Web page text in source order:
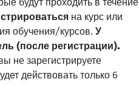
на курс или
обучения/курсов. У
(после регистрации).
не зарегистрируете
действовать только 6